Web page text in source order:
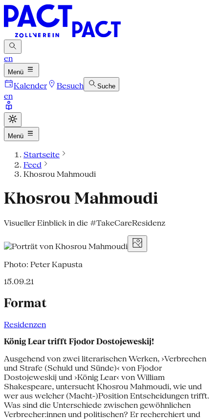
en
Menü
Kalender Besuch Suche
en
Menü
Startseite
Feed
Khosrou Mahmoudi
Khosrou Mahmoudi
Visueller Einblick in die #TakeCareResidenz
Photo: Peter Kapusta
15.09.21
Format
Residenzen
König Lear trifft Fjodor Dostojeweskij!
Ausgehend von zwei literarischen Werken, ›Verbrechen
und Strafe (Schuld und Sünde)‹ von Fjodor
Dostojeweskij und ›König Lear‹ von William
Shakespeare, untersucht Khosrou Mahmoudi, wie und
wer aus welcher (Macht-)Position Entscheidungen trifft.
Was sind die Unterschiede zwischen gewöhnlichen
Verbrecher:innen und politischen? Er recherchiert und